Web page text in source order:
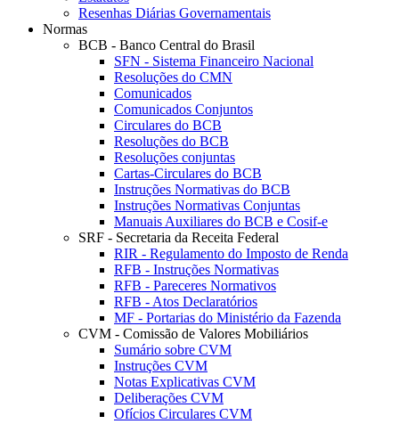
Resenhas Diárias Governamentais
Normas
BCB - Banco Central do Brasil
SFN - Sistema Financeiro Nacional
Resoluções do CMN
Comunicados
Comunicados Conjuntos
Circulares do BCB
Resoluções do BCB
Resoluções conjuntas
Cartas-Circulares do BCB
Instruções Normativas do BCB
Instruções Normativas Conjuntas
Manuais Auxiliares do BCB e Cosif-e
SRF - Secretaria da Receita Federal
RIR - Regulamento do Imposto de Renda
RFB - Instruções Normativas
RFB - Pareceres Normativos
RFB - Atos Declaratórios
MF - Portarias do Ministério da Fazenda
CVM - Comissão de Valores Mobiliários
Sumário sobre CVM
Instruções CVM
Notas Explicativas CVM
Deliberações CVM
Ofícios Circulares CVM